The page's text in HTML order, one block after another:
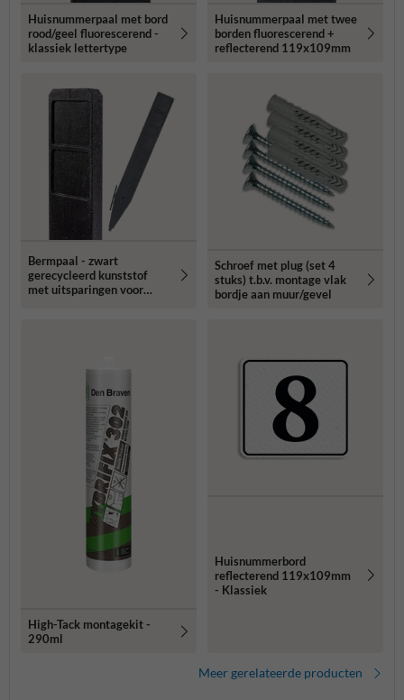
Huisnummerpaal met bord
rood/geel fluorescerend -
klassiek lettertype
Huisnummerpaal met twee
borden fluorescerend +
reflecterend 119x109mm
Bermpaal - zwart
gerecycleerd kunststof
met uitsparingen voor
Schroef met plug (set 4
stuks) t.b.v. montage vlak
bordje aan muur/gevel
High-Tack montagekit -
290ml
Huisnummerbord
reflecterend 119x109mm
- Klassiek
Meer gerelateerde producten